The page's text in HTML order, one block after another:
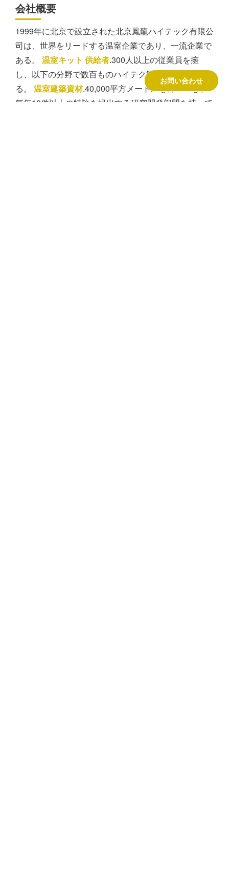
会社概要
1999年に北京で設立された北京鳳龍ハイテック有限公
司は、世界をリードする温室企業であり、一流企業で
ある。 温室キット 供給者.300人以上の従業員を擁
し、以下の分野で数百ものハイテク製品を開発してい
る。 温室建築資材.40,000平方メートルをカバーし、
毎年10件以上の特許を提出する研究開発部門を持って
お問い合わせ